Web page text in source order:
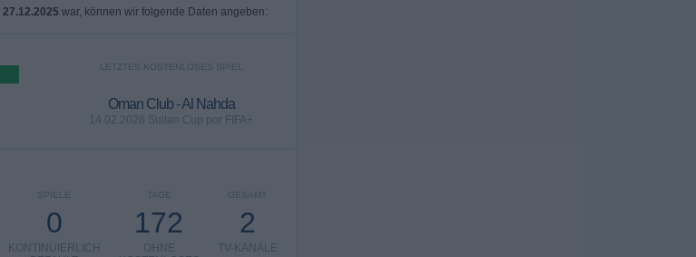
27.12.2025 war, können wir folgende Daten angeben:
LETZTES KOSTENLOSES SPIEL
Oman Club - Al Nahda
14.02.2026 Sultan Cup por FIFA+
GESAMT
2
TV-KANÄLE
TAGE
172
OHNE
SPIELE
0
KONTINUIERLICH